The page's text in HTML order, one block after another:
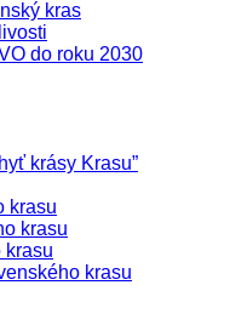
kras
do roku 2030
krásy Krasu”
krasu
krasu
krasu
krasu